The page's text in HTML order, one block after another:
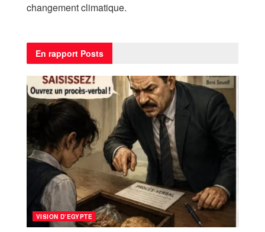
changement climatique.
En rapport Posts
VISION D’EGYPTE